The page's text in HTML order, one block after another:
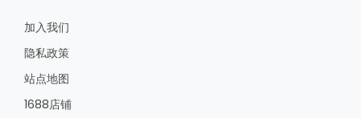
加入我们
隐私政策
站点地图
1688店铺